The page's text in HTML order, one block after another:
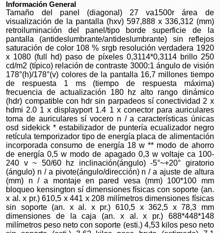
Información General
Tamaño del panel (diagonal) 27 va1500r área de
visualización de la pantalla (hxv) 597,888 x 336,312 (mm)
retroiluminación del panel/tipo borde superficie de la
pantalla (antideslumbrante/antideslumbrante) sin reflejos
saturación de color 108 % srgb resolución verdadera 1920
x 1080 (full hd) paso de píxeles 0,3114*0,3114 brillo 250
cd/m2 (típico) relación de contraste 3000:1 ángulo de visión
178°(h)/178°(v) colores de la pantalla 16,7 millones tiempo
de respuesta 1 ms (tiempo de respuesta máxima)
frecuencia de actualización 180 hz alto rango dinámico
(hdr) compatible con hdr sin parpadeos sí conectividad 2 x
hdmi 2.0 1 x displayport 1.4 1 x conector para auriculares
toma de auriculares sí vocero n / a características únicas
osd sidekick * estabilizador de puntería ecualizador negro
retícula temporizador tipo de energía placa de alimentación
incorporada consumo de energía 18 w ** modo de ahorro
de energía 0,5 w modo de apagado 0,3 w voltaje ca 100-
240 v ~ 50/60 hz inclinación(ángulo) -5°~+20° giratorio
(ángulo) n / a pivote(ángulo/dirección) n / a ajuste de altura
(mm) n / a montaje en pared vesa (mm) 100*100 mm
bloqueo kensington sí dimensiones físicas con soporte (an.
x al. x pr.) 610,5 x 441 x 208 milímetros dimensiones físicas
sin soporte (an. x al. x pr.) 610,5 x 362,5 x 78,3 mm
dimensiones de la caja (an. x al. x pr.) 688*448*148
milímetros peso neto con soporte (esti.) 4,53 kilos peso neto